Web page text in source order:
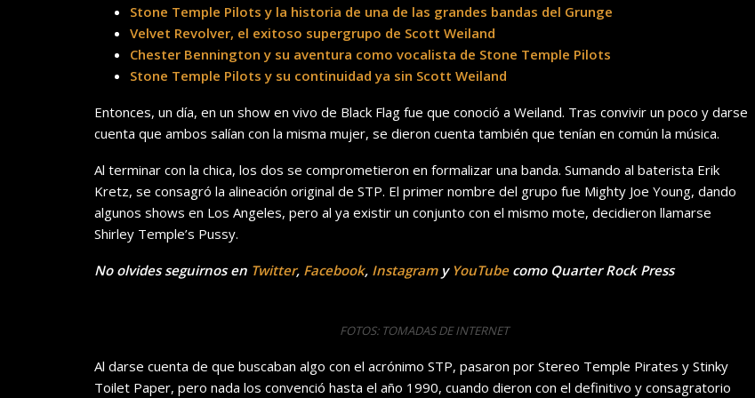
Stone Temple Pilots y la historia de una de las grandes bandas del Grunge
Velvet Revolver, el exitoso supergrupo de Scott Weiland
Chester Bennington y su aventura como vocalista de Stone Temple Pilots
Stone Temple Pilots y su continuidad ya sin Scott Weiland
Entonces, un día, en un show en vivo de Black Flag fue que conoció a Weiland. Tras convivir un poco y darse
cuenta que ambos salían con la misma mujer, se dieron cuenta también que tenían en común la música.
Al terminar con la chica, los dos se comprometieron en formalizar una banda. Sumando al baterista Erik
Kretz, se consagró la alineación original de STP. El primer nombre del grupo fue Mighty Joe Young, dando
algunos shows en Los Angeles, pero al ya existir un conjunto con el mismo mote, decidieron llamarse
Shirley Temple’s Pussy.
No olvides seguirnos en Twitter, Facebook, Instagramy YouTubecomo Quarter Rock Press
FOTOS: TOMADAS DE INTERNET
Al darse cuenta de que buscaban algo con el acrónimo STP, pasaron por Stereo Temple Pirates y Stinky
Toilet Paper, pero nada los convenció hasta el año 1990, cuando dieron con el definitivo y consagratorio